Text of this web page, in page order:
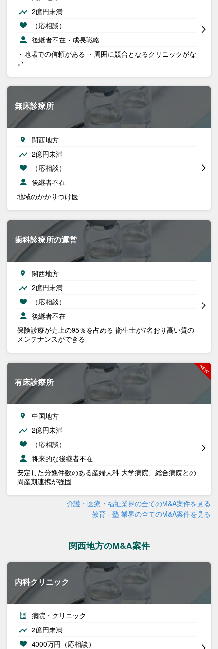
2億円未満
（応相談）
後継者不在・成長戦略
・地場での信頼がある ・周囲に競合となるクリニックがな
い
無床診療所
関西地方
2億円未満
（応相談）
後継者不在
地域のかかりつけ医
歯科診療所の運営
関西地方
2億円未満
（応相談）
後継者不在
保険診療が売上の95％を占める 衛生士が7名おり高い質の
メンテナンスができる
有床診療所
中国地方
2億円未満
（応相談）
将来的な後継者不在
安定した分娩件数のある産婦人科 大学病院、総合病院との
周産期連携が強固
介護・医療・福祉業界の全てのM&A案件を見る
教育・塾 業界の全てのM&A案件を見る
関西地方のM&A案件
内科クリニック
病院・クリニック
2億円未満
4000万円（応相談）